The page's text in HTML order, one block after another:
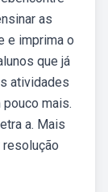
as
e imprima o
que já
atividades
mais.
a. Mais